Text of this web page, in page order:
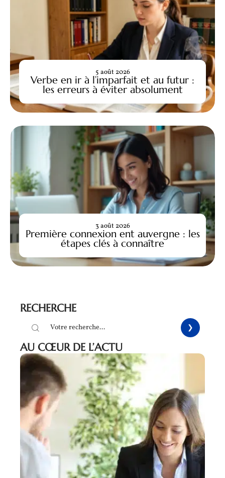
Verbe en ir à l’imparfait et au futur :
les erreurs à éviter absolument
5 août 2026
Première connexion ent auvergne : les
étapes clés à connaître
3 août 2026
RECHERCHE
AU CŒUR DE L’ACTU